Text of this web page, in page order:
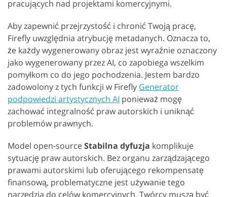
pracujących nad projektami komercyjnymi.
Aby zapewnić przejrzystość i chronić Twoją pracę,
Firefly uwzględnia atrybucję metadanych. Oznacza to,
że każdy wygenerowany obraz jest wyraźnie oznaczony
jako wygenerowany przez AI, co zapobiega wszelkim
pomyłkom co do jego pochodzenia. Jestem bardzo
zadowolony z tych funkcji w Firefly Generator
podpowiedzi artystycznych AI ponieważ mogę
zachować integralność praw autorskich i uniknąć
problemów prawnych.
Model open-sourceStabilna dyfuzja komplikuje
sytuację praw autorskich. Bez organu zarządzającego
prawami autorskimi lub oferującego rekompensatę
finansową, problematyczne jest używanie tego
narzędzia do celów komercyjnych. Twórcy muszą być